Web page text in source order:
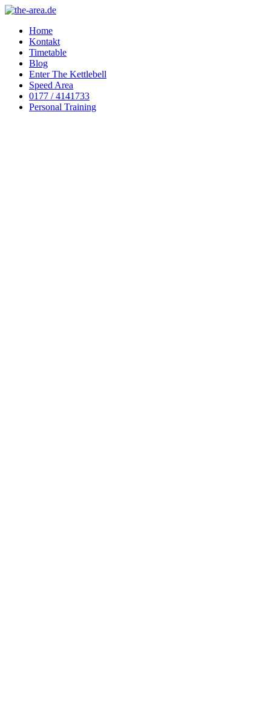
Home
Kontakt
Timetable
Blog
Enter The Kettlebell
Speed Area
0177 / 4141733
Personal Training